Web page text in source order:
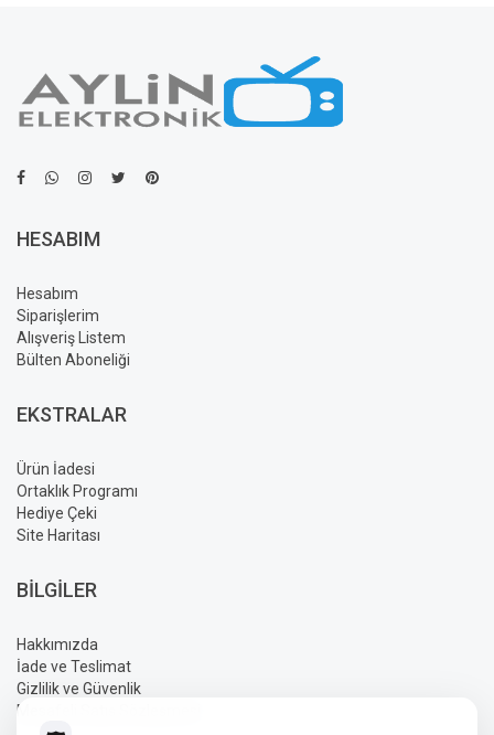
HESABIM
Hesabım
Siparişlerim
Alışveriş Listem
Bülten Aboneliği
EKSTRALAR
Ürün İadesi
Ortaklık Programı
Hediye Çeki
Site Haritası
BILGILER
Hakkımızda
İade ve Teslimat
Gizlilik ve Güvenlik
Mesafeli Satış Sözleşmesi